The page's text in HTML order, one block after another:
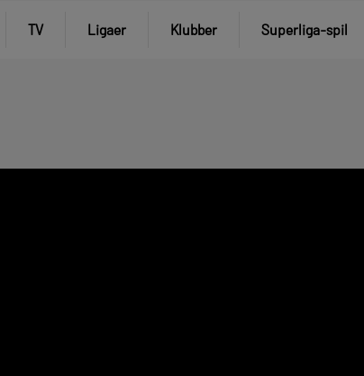
TV Ligaer Klubber Superliga-spil